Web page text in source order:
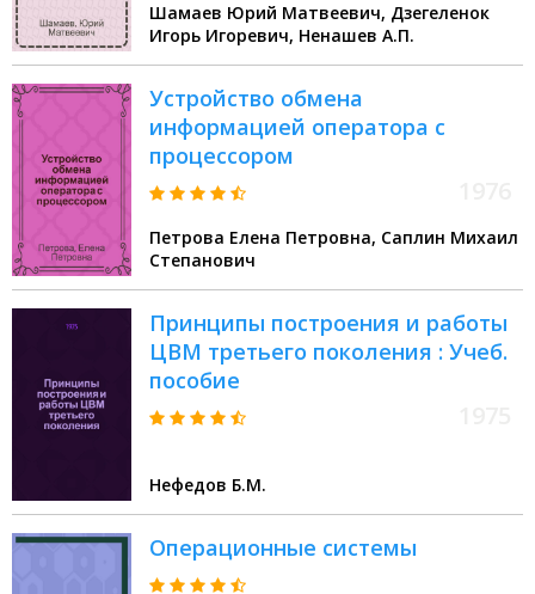
Шамаев Юрий Матвеевич, Дзегеленок
Игорь Игоревич, Ненашев А.П.
Устройство обмена
информацией оператора с
процессором
Петрова Елена Петровна, Саплин Михаил
Степанович
Принципы построения и работы
ЦВМ третьего поколения : Учеб.
пособие
Нефедов Б.М.
Операционные системы